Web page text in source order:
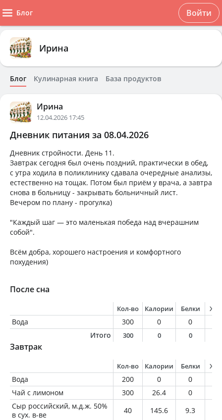
Блог Войти
Ирина
Блог Кулинарная книга База продуктов
Ирина
12.04.2026 17:45
Дневник питания за 08.04.2026
Дневник стройности. День 11.
Завтрак сегодня был очень поздний, практически в обед,
с утра ходила в поликлинику сдавала очередные анализы,
естественно на тощак. Потом был приём у врача, а завтра
снова в больницу - закрывать больничный лист.
Вечером по плану - прогулка)
"Каждый шаг — это маленькая победа над вчерашним
собой".
Всём добра, хорошего настроения и комфортного
похудения)
После сна
Кол-во Калории Белки
Вода 300 0 0
Итого
300 0 0
Завтрак
Кол-во Калории Белки
Вода 200 0 0
Чай с лимоном
300 26.4 0
Сыр российский, м.д.ж. 50%
в сух. в-ве
40 145.6 9.3